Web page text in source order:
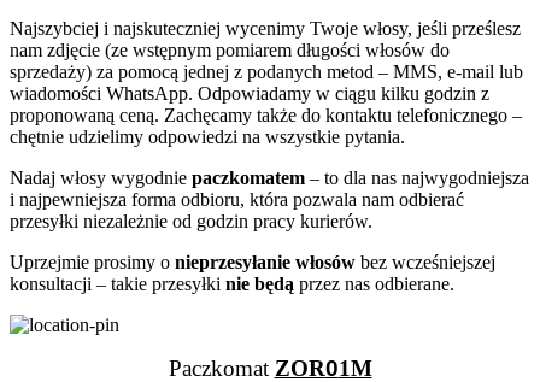
Najszybciej i najskuteczniej wycenimy Twoje włosy, jeśli prześlesz
nam zdjęcie (ze wstępnym pomiarem długości włosów do
sprzedaży) za pomocą jednej z podanych metod – MMS, e-mail lub
wiadomości WhatsApp. Odpowiadamy w ciągu kilku godzin z
proponowaną ceną. Zachęcamy także do kontaktu telefonicznego –
chętnie udzielimy odpowiedzi na wszystkie pytania.
Nadaj włosy wygodnie paczkomatem – to dla nas najwygodniejsza
i najpewniejsza forma odbioru, która pozwala nam odbierać
przesyłki niezależnie od godzin pracy kurierów.
Uprzejmie prosimy o nieprzesyłanie włosów bez wcześniejszej
konsultacji – takie przesyłki nie będą przez nas odbierane.
Paczkomat ZOR01M